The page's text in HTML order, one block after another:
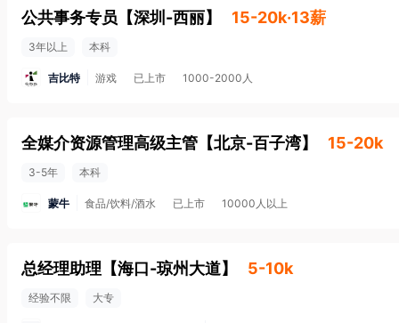
公共事务专员 【深圳-西丽】 15-20k·13薪
3年以上 本科
吉比特 游戏 已上市 1000-2000人
全媒介资源管理高级主管 【北京-百子湾】 15-20k
3-5年 本科
蒙牛 食品/饮料/酒水 已上市 10000人以上
总经理助理 【海口-琼州大道】 5-10k
经验不限 大专